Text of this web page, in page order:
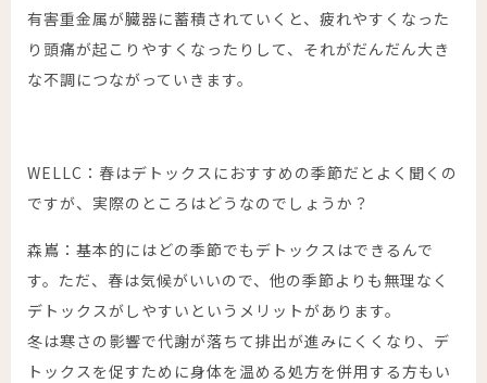
有害重金属が臓器に蓄積されていくと、疲れやすくなった
り頭痛が起こりやすくなったりして、それがだんだん大き
な不調につながっていきます。
WELLC：春はデトックスにおすすめの季節だとよく聞くの
ですが、実際のところはどうなのでしょうか？
森嶌：基本的にはどの季節でもデトックスはできるんで
す。ただ、春は気候がいいので、他の季節よりも無理なく
デトックスがしやすいというメリットがあります。
冬は寒さの影響で代謝が落ちて排出が進みにくくなり、デ
トックスを促すために身体を温める処方を併用する方もい